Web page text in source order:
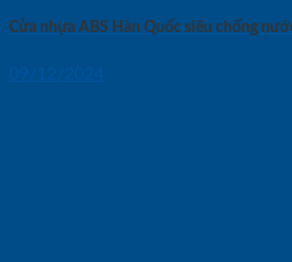
Cửa nhựa ABS Hàn Quốc siêu chống
09/12/2024